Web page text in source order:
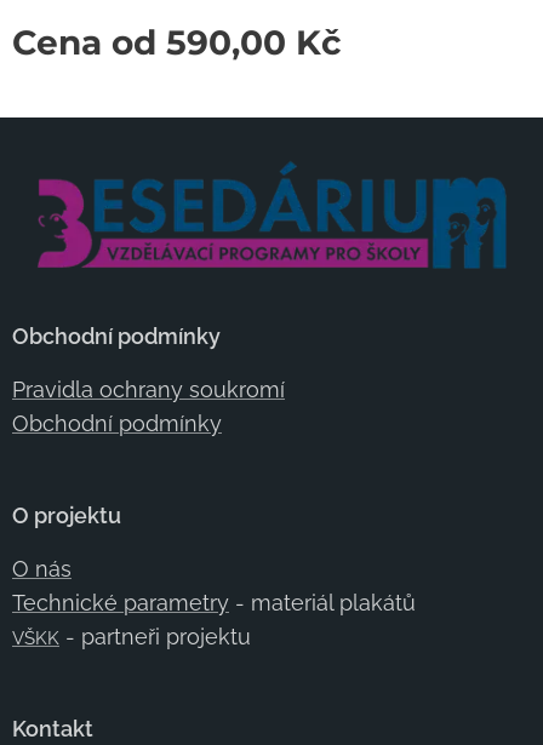
Cena od 590,00 Kč
Obchodní podmínky
Pravidla ochrany soukromí
Obchodní podmínky
O projektu
O nás
Technické parametry - materiál plakátů
VŠKK - partneři projektu
Kontakt